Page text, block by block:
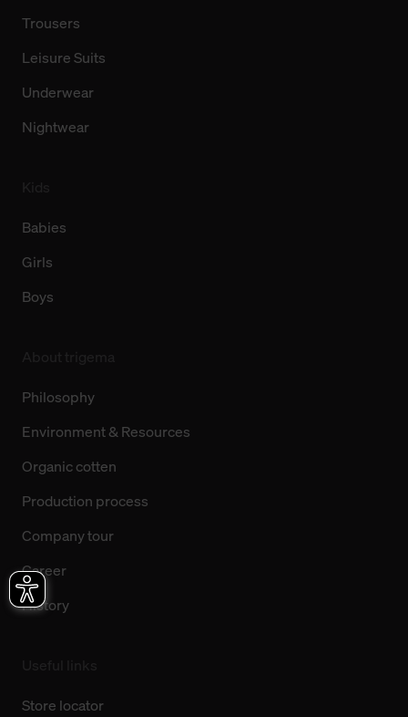
Trousers
Leisure Suits
Underwear
Nightwear
Babies
Girls
Boys
Philosophy
Environment & Resources
Organic cotten
Production process
Company tour
Career
History
Store locator